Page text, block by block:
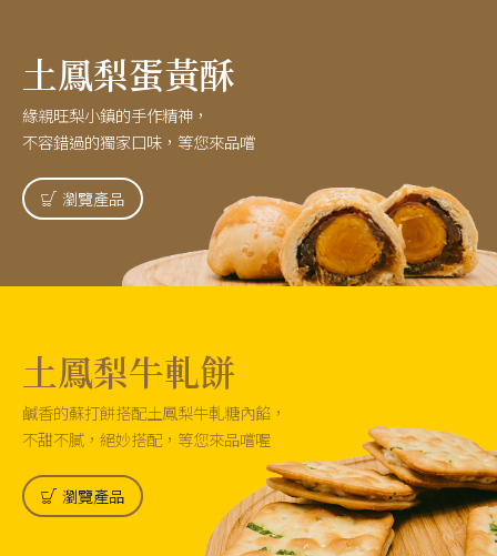
土鳳梨蛋黃酥
緣親旺梨小鎮的手作精神，
不容錯過的獨家口味，等您來品嚐
瀏覽產品
土鳳梨牛軋餅
鹹香的蘇打餅搭配土鳳梨牛軋糖內餡，
不甜不膩，絕妙搭配，等您來品嚐喔
瀏覽產品